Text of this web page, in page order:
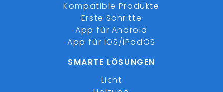
Kompatible Produkte
Erste Schritte
App für Android
App für iOS/iPadOS
SMARTE LÖSUNGEN
Licht